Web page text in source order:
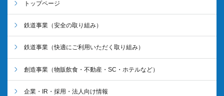
トップページ
鉄道事業 （安全の取り組み）
鉄道事業 （快適にご利用いただく取り組み）
創造事業 （物販飲食・不動産・SC・ホテルなど）
企業・IR・採用・法人向け情報